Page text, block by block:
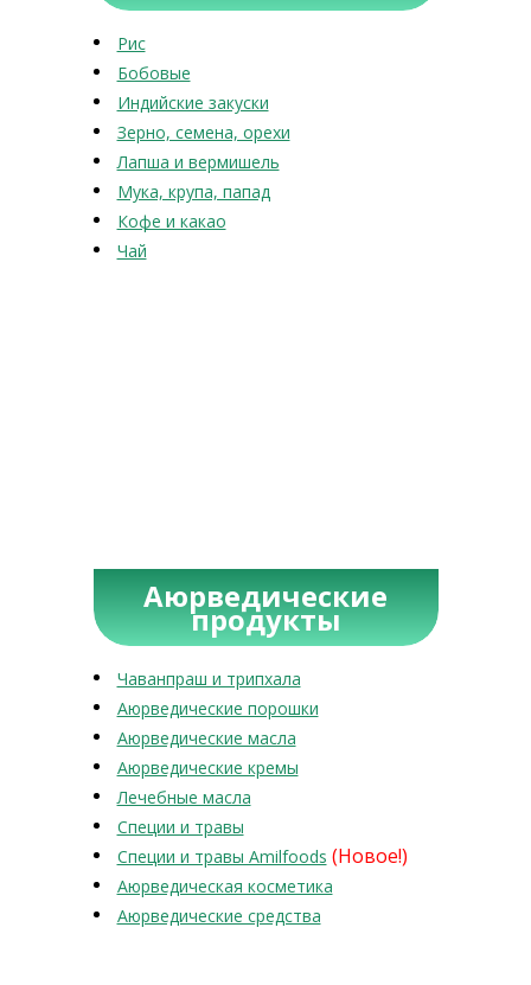
Рис
Бобовые
Индийские закуски
Зерно, семена, орехи
Лапша и вермишель
Мука, крупа, папад
Кофе и какао
Чай
Аюрведические
продукты
Чаванпраш и трипхала
Аюрведические порошки
Аюрведические масла
Аюрведические кремы
Лечебные масла
Специи и травы
Специи и травы Amilfoods (Новое!)
Аюрведическая косметика
Аюрведические средства